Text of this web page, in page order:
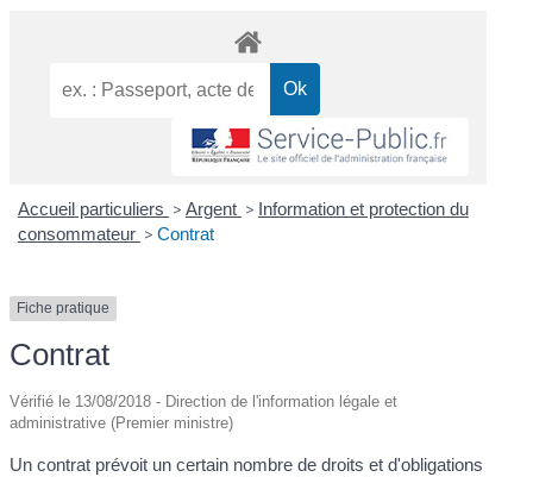
Accueil particuliers > Argent > Information et protection du
consommateur > Contrat
Fiche pratique
Contrat
Vérifié le 13/08/2018 - Direction de l'information légale et
administrative (Premier ministre)
Un contrat prévoit un certain nombre de droits et d'obligations